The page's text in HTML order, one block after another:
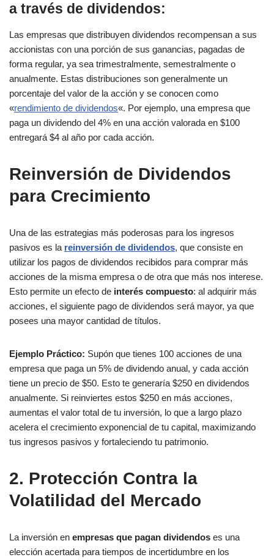
a través de dividendos:
Las empresas que distribuyen dividendos recompensan a sus
accionistas con una porción de sus ganancias, pagadas de
forma regular, ya sea trimestralmente, semestralmente o
anualmente. Estas distribuciones son generalmente un
porcentaje del valor de la acción y se conocen como
«rendimiento de dividendos«. Por ejemplo, una empresa que
paga un dividendo del 4% en una acción valorada en $100
entregará $4 al año por cada acción.
Reinversión de Dividendos
para Crecimiento
Una de las estrategias más poderosas para los ingresos
pasivos es la reinversión de dividendos, que consiste en
utilizar los pagos de dividendos recibidos para comprar más
acciones de la misma empresa o de otra que más nos interese.
Esto permite un efecto de interés compuesto: al adquirir más
acciones, el siguiente pago de dividendos será mayor, ya que
posees una mayor cantidad de títulos.
Ejemplo Práctico: Supón que tienes 100 acciones de una
empresa que paga un 5% de dividendo anual, y cada acción
tiene un precio de $50. Esto te generaría $250 en dividendos
anualmente. Si reinviertes estos $250 en más acciones,
aumentas el valor total de tu inversión, lo que a largo plazo
acelera el crecimiento exponencial de tu capital, maximizando
tus ingresos pasivos y fortaleciendo tu patrimonio.
2. Protección Contra la
Volatilidad del Mercado
La inversión en empresas que pagan dividendos es una
elección acertada para tiempos de incertidumbre en los